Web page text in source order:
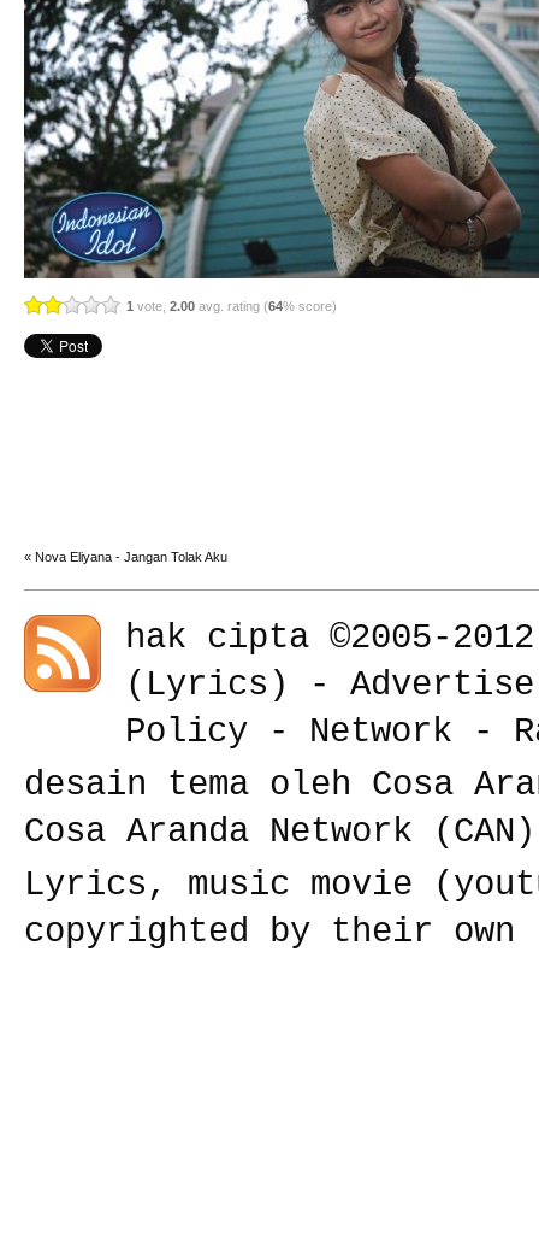
1 vote, 2.00 avg. rating (64% score)
« Nova Eliyana - Jangan Tolak Aku
hak cipta ©2005-
( Lyrics ) - Advertise
Policy - Network -
desain tema oleh Cosa
Cosa Aranda Network (CAN)
Lyrics, music movie
copyrighted by their own